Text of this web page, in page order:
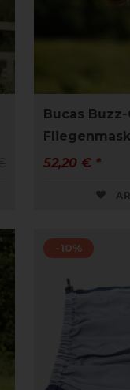
Bucas
52,20 € *
-10%